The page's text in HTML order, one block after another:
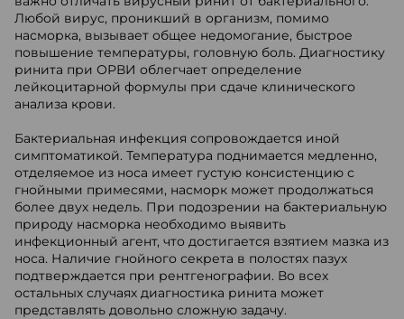
Любой вирус, проникший в организм, помимо
насморка, вызывает общее недомогание, быстрое
повышение температуры, головную боль. Диагностику
ринита при ОРВИ облегчает определение
лейкоцитарной формулы при сдаче клинического
анализа крови.
Бактериальная инфекция сопровождается иной
симптоматикой. Температура поднимается медленно,
отделяемое из носа имеет густую консистенцию с
гнойными примесями, насморк может продолжаться
более двух недель. При подозрении на бактериальную
природу насморка необходимо выявить
инфекционный агент, что достигается взятием мазка из
носа. Наличие гнойного секрета в полостях пазух
подтверждается при рентгенографии. Во всех
остальных случаях диагностика ринита может
представлять довольно сложную задачу.